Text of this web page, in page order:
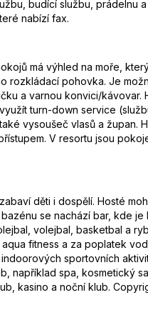
budící službu, prádelnu a
nabízí fax.
má výhled na moře,
rozkládací pohovka. Je
a varnou konvici/kávovar.
turn-down service
vysoušeč vlasů a župan.
V resortu jsou
děti i dospělí. Hosté
se nachází bar, kde je
volejbal, basketbal a
fitness a za poplatek
sportovních
například spa, kosmetický
kasino a noční klub.